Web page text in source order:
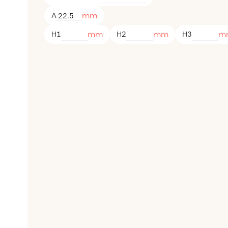
A mm
H1 mm H2 mm H3